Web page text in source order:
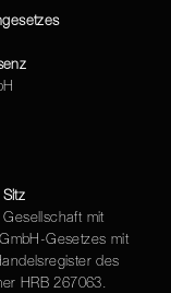
mit
Gesetzes mit
des
HRB 267063.